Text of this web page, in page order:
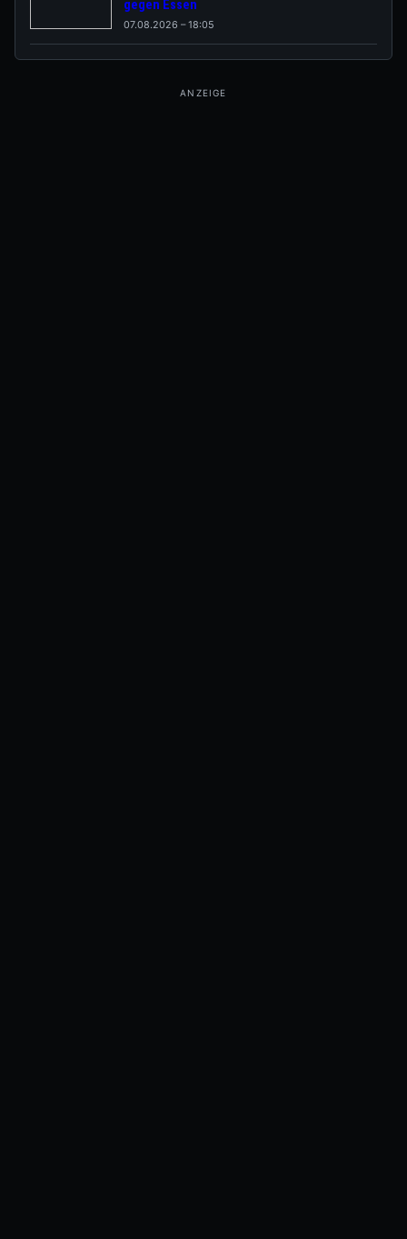
gegen Essen
07.08.2026 – 18:05